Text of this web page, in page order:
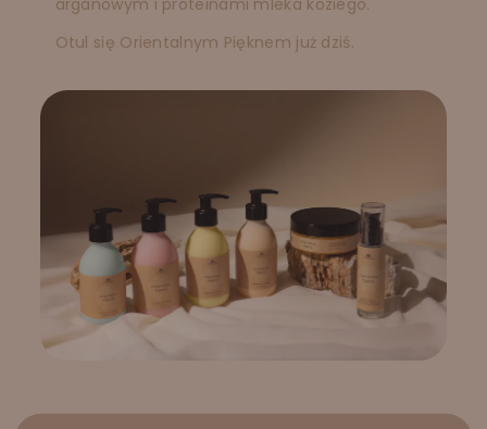
Otul się Orientalnym Pięknem już dziś.